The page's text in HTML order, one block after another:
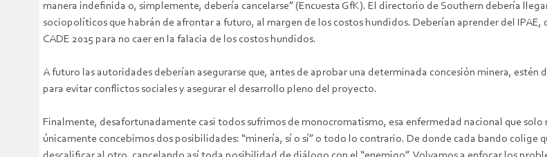
manera indefinida o, simplemente, debería cancelarse” (Encuesta GfK). El directorio de Southern debería
sociopolíticos que habrán de afrontar a futuro, al margen de los costos hundidos. Deberían aprender del IPAE,
CADE 2015 para no caer en la falacia de los costos hundidos.
A futuro las autoridades deberían asegurarse que, antes de aprobar una determinada concesión minera,
para evitar conflictos sociales y asegurar el desarrollo pleno del proyecto.
Finalmente, desafortunadamente casi todos sufrimos de monocromatismo, esa enfermedad nacional que
únicamente concebimos dos posibilidades: “minería, sí o sí” o todo lo contrario. De donde cada bando colige